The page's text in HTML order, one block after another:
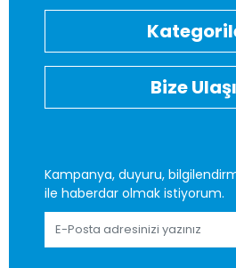
Bize
Kampanya, duyuru,
ile haberdar olmak istiyorum.